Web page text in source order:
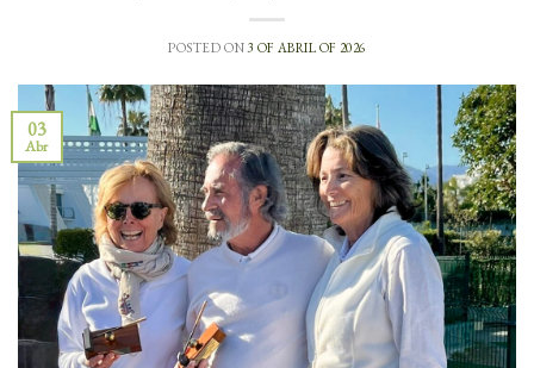
POSTED ON3 OF ABRIL OF 2026
03
Abr